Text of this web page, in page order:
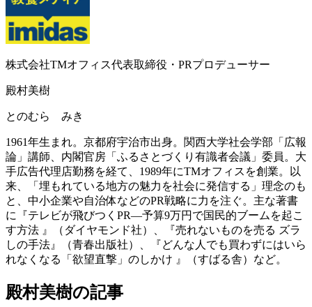
株式会社TMオフィス代表取締役・PRプロデューサー
殿村美樹
とのむら みき
1961年生まれ。京都府宇治市出身。関西大学社会学部「広報
論」講師、内閣官房「ふるさとづくり有識者会議」委員。大
手広告代理店勤務を経て、1989年にTMオフィスを創業。以
来、「埋もれている地方の魅力を社会に発信する」理念のも
と、中小企業や自治体などのPR戦略に力を注ぐ。主な著書
に『テレビが飛びつくPR―予算9万円で国民的ブームを起こ
す方法 』（ダイヤモンド社）、『売れないものを売る ズラ
しの手法』（青春出版社）、『どんな人でも買わずにはいら
れなくなる「欲望直撃」のしかけ 』（すばる舎）など。
殿村美樹の記事